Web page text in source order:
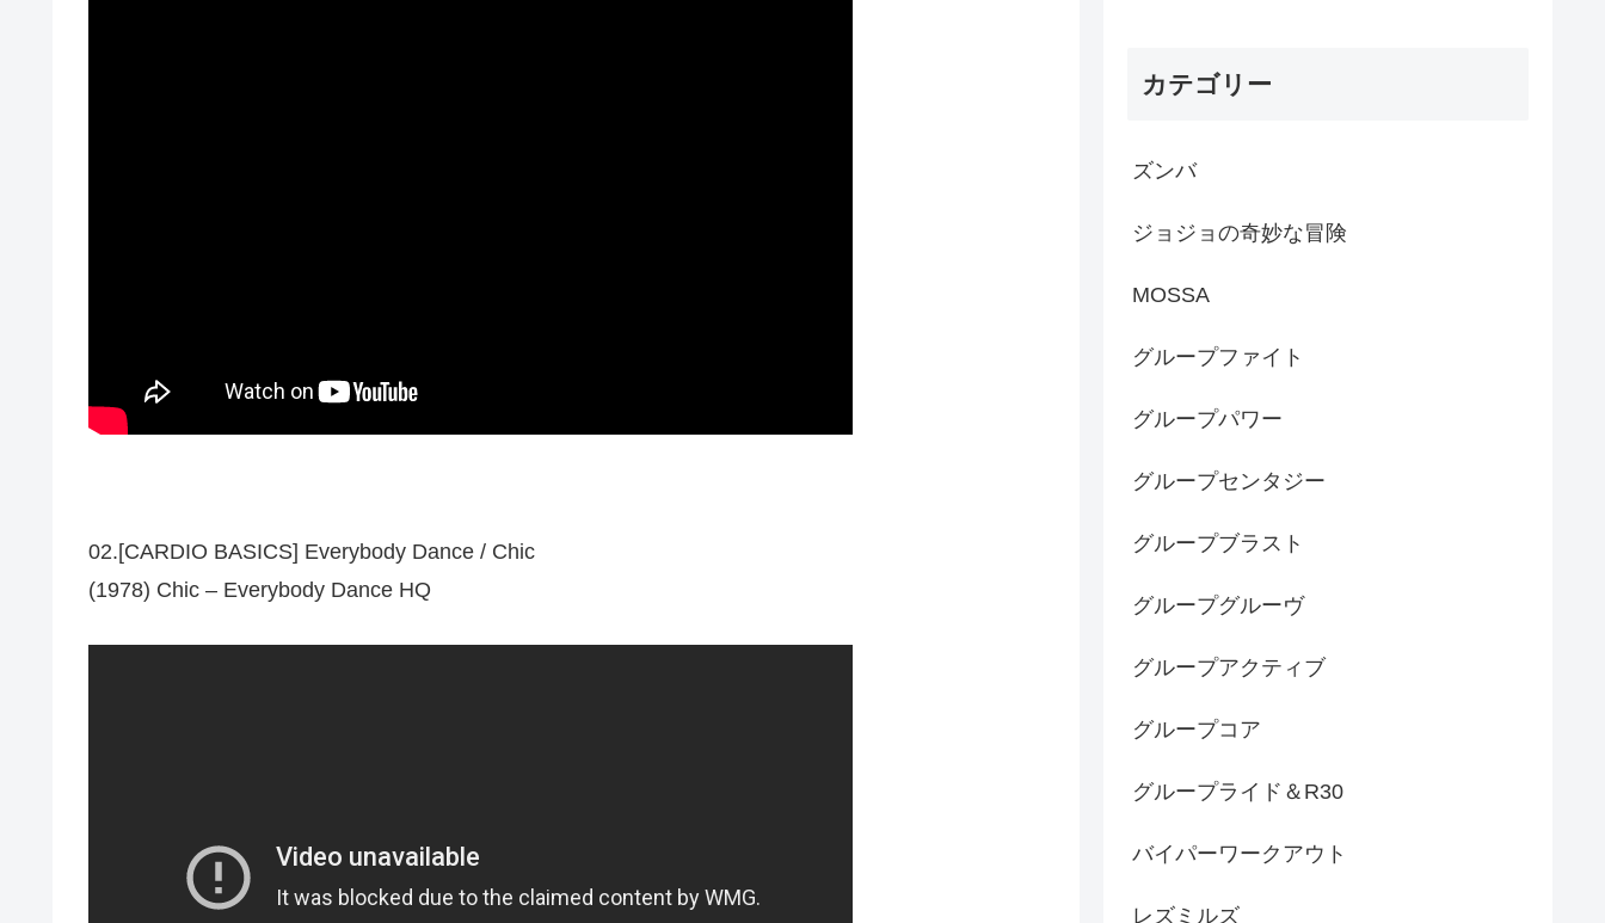
02.[CARDIO BASICS] Everybody Dance / Chic
(1978) Chic – Everybody Dance HQ
カテゴリー
ズンバ
ジョジョの奇妙な冒険
MOSSA
グループファイト
グループパワー
グループセンタジー
グループブラスト
グループグルーヴ
グループアクティブ
グループコア
グループライド＆R30
バイパーワークアウト
レズミルズ